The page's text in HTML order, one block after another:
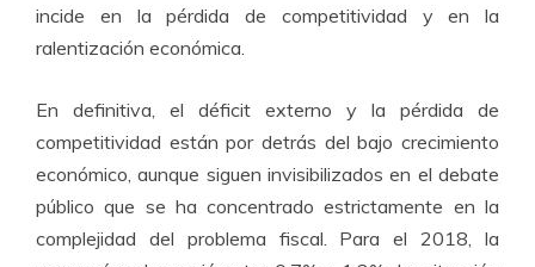
incide en la pérdida de competitividad y en la
ralentización económica.
En definitiva, el déficit externo y la pérdida de
competitividad están por detrás del bajo crecimiento
económico, aunque siguen invisibilizados en el debate
público que se ha concentrado estrictamente en la
complejidad del problema fiscal. Para el 2018, la